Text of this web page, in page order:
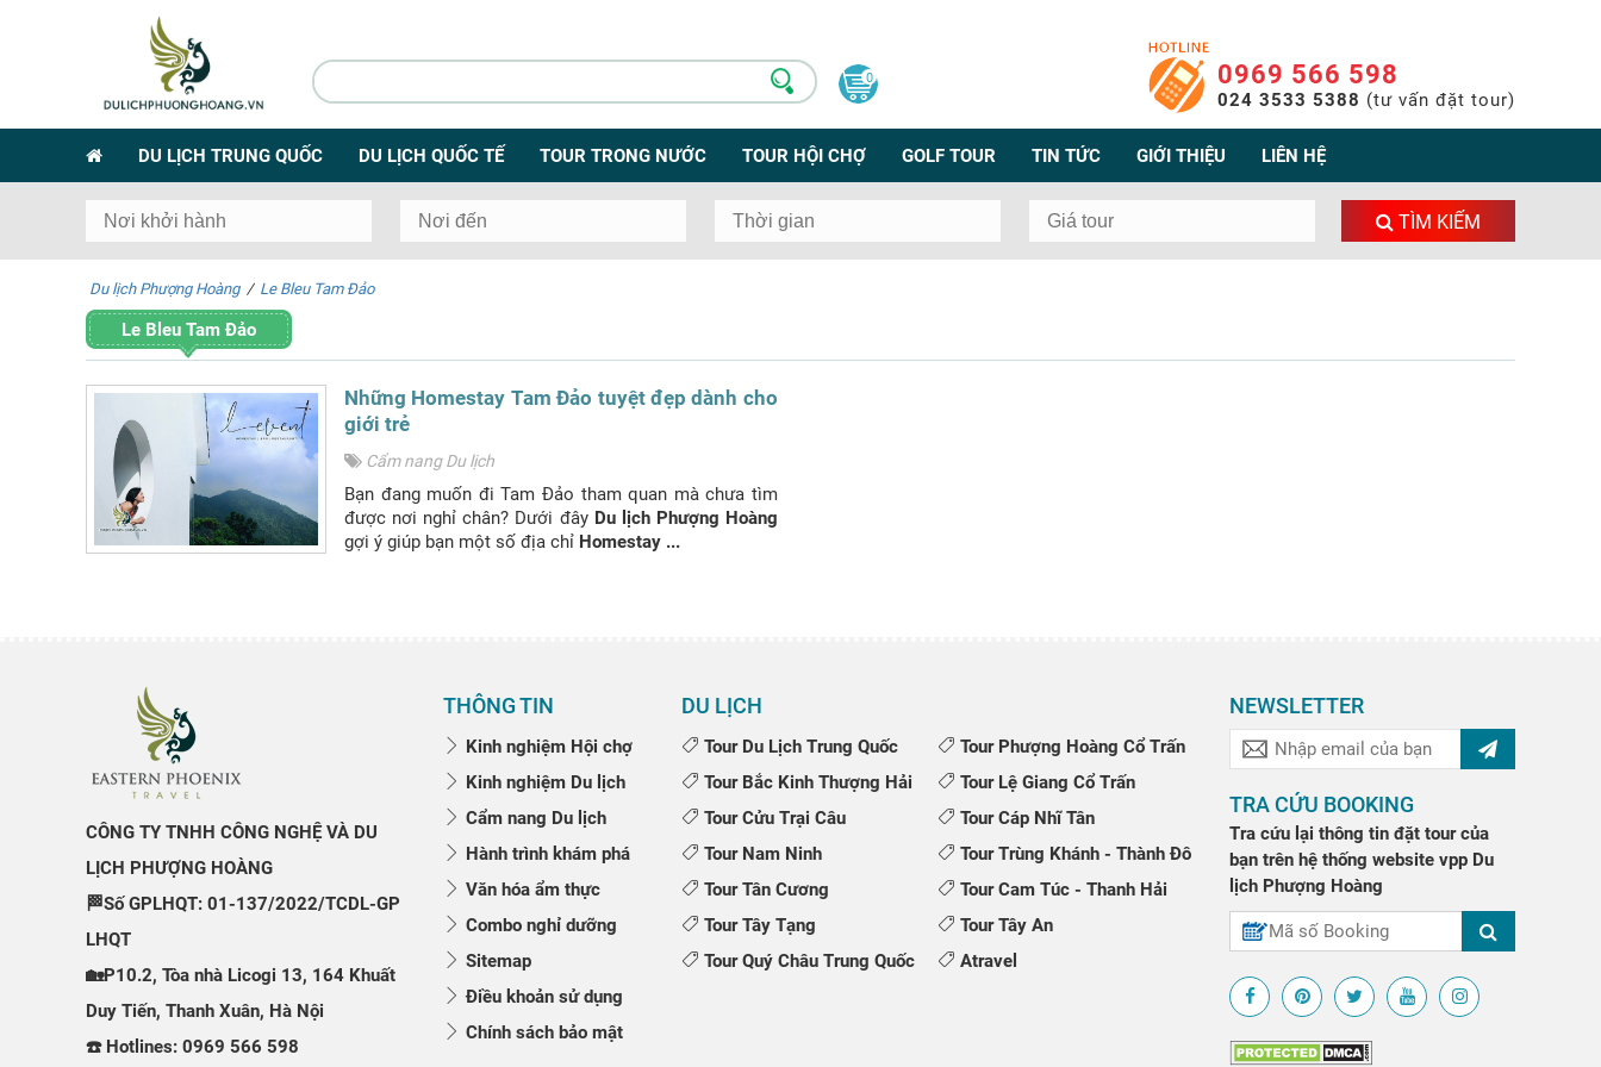
0 0969 566 598
024 3533 5388 (tư vấn đặt tour)
DU LỊCH TRUNG QUỐC DU LỊCH QUỐC TẾ TOUR TRONG NƯỚC TOUR HỘI CHỢ GOLF TOUR TIN TỨC GIỚI THIỆU LIÊN HỆ
TÌM KIẾM
Du lịch Phượng Hoàng / Le Bleu Tam Đảo
Le Bleu Tam Đảo
Những Homestay Tam Đảo tuyệt đẹp dành cho
giới trẻ
Cẩm nang Du lịch
Bạn đang muốn đi Tam Đảo tham quan mà chưa tìm
được nơi nghỉ chân? Dưới đây Du lịch Phượng Hoàng
gợi ý giúp bạn một số địa chỉ Homestay ...
CÔNG TY TNHH CÔNG NGHỆ VÀ DU
LỊCH PHƯỢNG HOÀNG
🏁Số GPLHQT: 01-137/2022/TCDL-GP
LHQT
🏡P10.2, Tòa nhà Licogi 13, 164 Khuất
Duy Tiến, Thanh Xuân, Hà Nội
☎️ Hotlines: 0969 566 598
THÔNG TIN
Kinh nghiệm Hội chợ
Kinh nghiệm Du lịch
Cẩm nang Du lịch
Hành trình khám phá
Văn hóa ẩm thực
Combo nghỉ dưỡng
Sitemap
Điều khoản sử dụng
Chính sách bảo mật
DU LỊCH
Tour Du Lịch Trung Quốc
Tour Phượng Hoàng Cổ Trấn
Tour Bắc Kinh Thượng Hải
Tour Lệ Giang Cổ Trấn
Tour Cửu Trại Câu
Tour Cáp Nhĩ Tân
Tour Nam Ninh
Tour Trùng Khánh - Thành Đô
Tour Tân Cương
Tour Cam Túc - Thanh Hải
Tour Tây Tạng
Tour Tây An
Tour Quý Châu Trung Quốc
Atravel
NEWSLETTER
TRA CỨU BOOKING
Tra cứu lại thông tin đặt tour của
bạn trên hệ thống website vpp Du
lịch Phượng Hoàng